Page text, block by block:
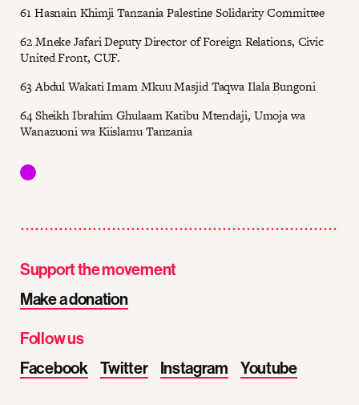
61 Hasnain Khimji Tanzania Palestine Solidarity Committee
62 Mneke Jafari Deputy Director of Foreign Relations, Civic
United Front, CUF.
63 Abdul Wakati Imam Mkuu Masjid Taqwa Ilala Bungoni
64 Sheikh Ibrahim Ghulaam Katibu Mtendaji, Umoja wa
Wanazuoni wa Kiislamu Tanzania
Support the movement
Make a donation
Follow us
Facebook
Twitter Instagram Youtube